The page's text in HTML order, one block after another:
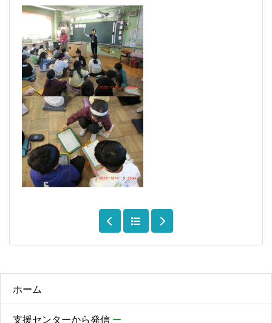
ホーム
支援センターから発信